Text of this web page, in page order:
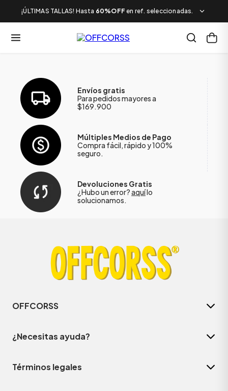
¡ÚLTIMAS TALLAS! Hasta 60%OFF en ref. seleccionadas.
Envíos gratis
Para pedidos mayores a
$169.900
Múltiples Medios de Pago
Compra fácil, rápido y 100%
seguro.
Devoluciones Gratis
¿Hubo un error?aquílo
solucionamos.
OFFCORSS
¿Necesitas ayuda?
Términos legales